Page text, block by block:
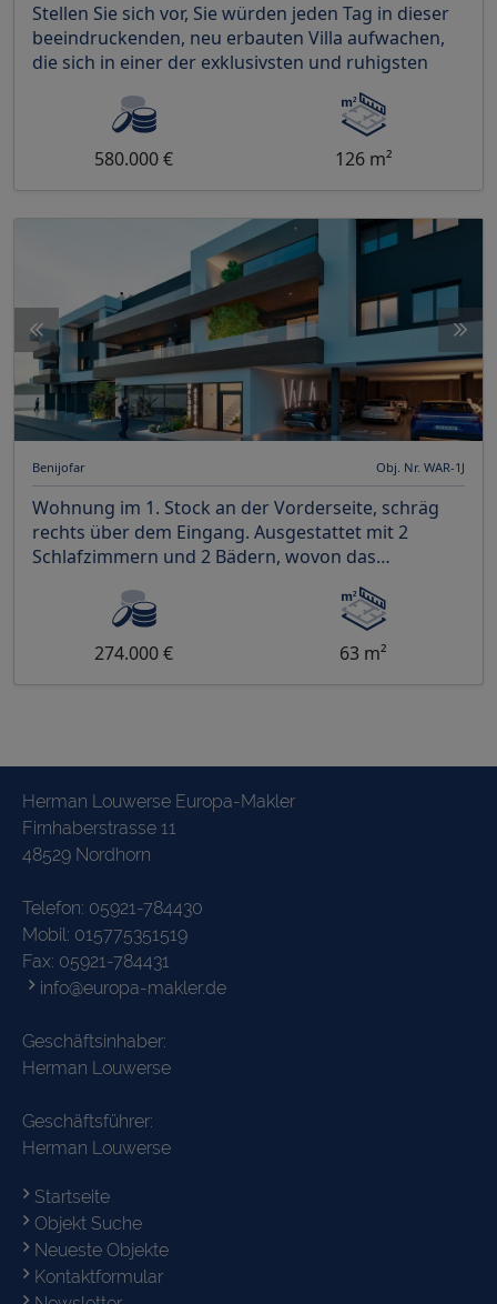
Stellen Sie sich vor, Sie würden jeden Tag in dieser
beeindruckenden, neu erbauten Villa aufwachen,
die sich in einer der exklusivsten und ruhigsten
580.000 € 126 m²
Benijofar Obj. Nr. WAR-1J
Wohnung im 1. Stock an der Vorderseite, schräg
rechts über dem Eingang. Ausgestattet mit 2
Schlafzimmern und 2 Bädern, wovon das
274.000 € 63 m²
Herman Louwerse Europa-Makler
Firnhaberstrasse 11
48529 Nordhorn
Telefon: 05921-784430
Mobil: 015775351519
Fax: 05921-784431
info@europa-makler.de
Geschäftsinhaber:
Herman Louwerse
Geschäftsführer:
Herman Louwerse
Startseite
Objekt Suche
Neueste Objekte
Kontaktformular